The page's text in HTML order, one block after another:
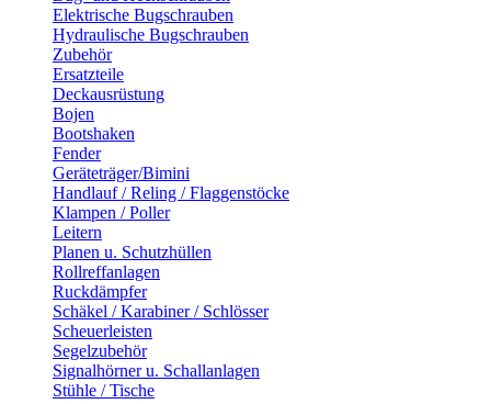
Elektrische Bugschrauben
Hydraulische Bugschrauben
Zubehör
Ersatzteile
Deckausrüstung
Bojen
Bootshaken
Fender
Geräteträger/Bimini
Handlauf / Reling / Flaggenstöcke
Klampen / Poller
Leitern
Planen u. Schutzhüllen
Rollreffanlagen
Ruckdämpfer
Schäkel / Karabiner / Schlösser
Scheuerleisten
Segelzubehör
Signalhörner u. Schallanlagen
Stühle / Tische